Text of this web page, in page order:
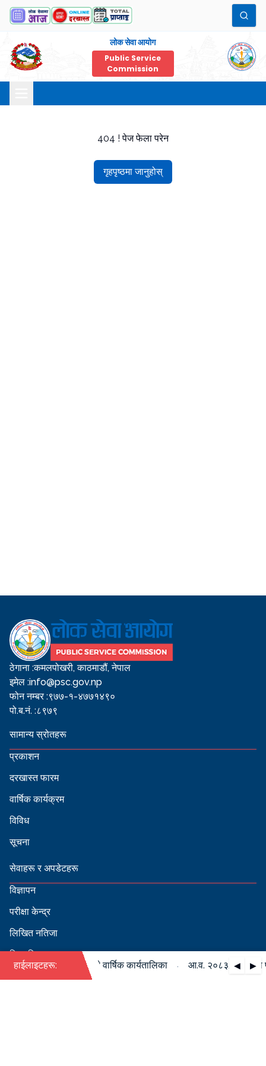
लोक सेवा आयोग
Public Service
Commission
404 ! पेज फेला परेन
गृहपृष्ठमा जानुहोस्
ठेगाना :कमलपोखरी, काठमाडौं, नेपाल
इमेल :info@psc.gov.np
फोन नम्बर :९७७-१-४७७१४९०
पो.ब.नं. :८९७९
सामान्य स्रोतहरू
प्रकाशन
दरखास्त फारम
वार्षिक कार्यक्रम
विविध
सूचना
सेवाहरू र अपडेटहरू
विज्ञापन
परीक्षा केन्द्र
लिखित नतिजा
सिफारिस
हाईलाइटहरू: ◀ ▶
०८४ को पदपूर्ति सम्बन्धी वार्षिक कार्यतालिका आ.व. २०८३/०८४ को